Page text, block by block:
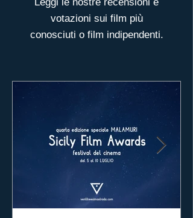
votazioni sui film più
conosciuti o film indipendenti.